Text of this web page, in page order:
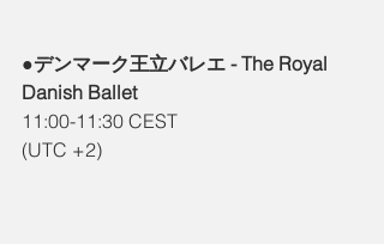
●デンマーク王立バレエ - The Royal
Danish Ballet
11:00-11:30 CEST
(UTC +2)